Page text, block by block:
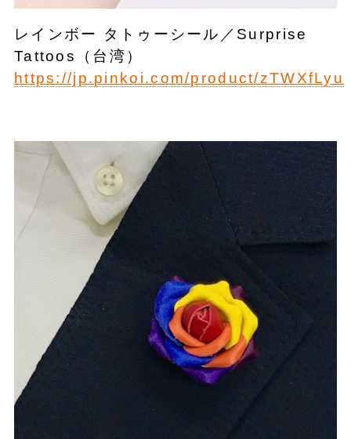
レインボー タトゥーシール／Surprise
Tattoos（台湾）
https://jp.pinkoi.com/product/zTWXfLyu